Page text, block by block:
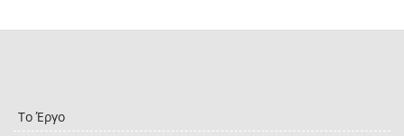
Το Έργο